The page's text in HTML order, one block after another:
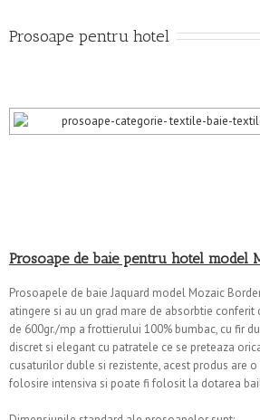
Prosoape pentru hotel
Prosoape de baie pentru hotel model
Prosoapele de baie Jaquard model Mozaic
atingere si au un grad mare de absorbtie
de 600gr./mp a frottierului 100% bumbac, cu fir
discret si elegant cu patratele ce se preteaza
cusaturilor duble si rezistente, acest produs are
folosire intensiva si poate fi folosit la dotarea